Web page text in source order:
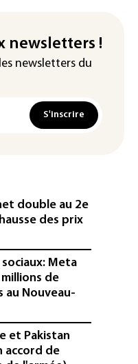
newsletters !
newsletters du
S'inscrire
double au 2e
des prix
Meta
de
au Nouveau-
et Pakistan
accord de